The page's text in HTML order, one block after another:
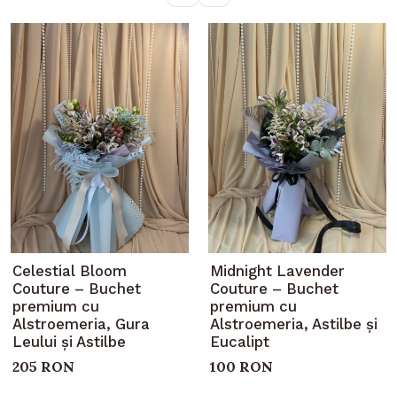
Celestial Bloom
Couture – Buchet
premium cu
Alstroemeria, Gura
Leului și Astilbe
205 RON
Midnight Lavender
Couture – Buchet
premium cu
Alstroemeria, Astilbe și
Eucalipt
100 RON